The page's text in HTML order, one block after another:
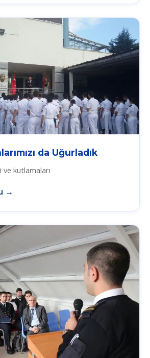
da Uğurladık
kutlamaları
→